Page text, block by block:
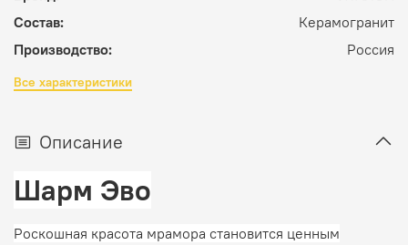
Состав:
Керамогранит
Производство:
Россия
Все характеристики
Описание
Шарм Эво
Роскошная красота мрамора становится ценным